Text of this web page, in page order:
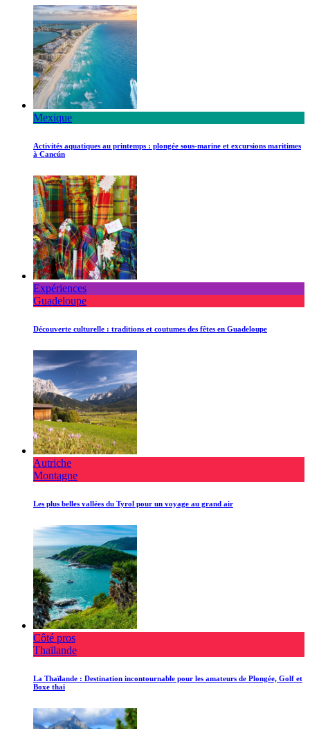
Mexique
Activités aquatiques au printemps : plongée sous-marine et excursions maritimes
à Cancún
Expériences
Guadeloupe
Découverte culturelle : traditions et coutumes des fêtes en Guadeloupe
Autriche
Montagne
Les plus belles vallées du Tyrol pour un voyage au grand air
Côté pros
Thaïlande
La Thaïlande : Destination incontournable pour les amateurs de Plongée, Golf et
Boxe thaï